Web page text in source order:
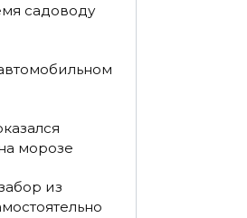
садоводу
морозе
из